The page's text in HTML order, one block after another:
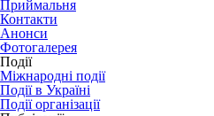
Приймальня
Контакти
Анонси
Фотогалерея
Події
Міжнародні події
Події в Україні
Події організації